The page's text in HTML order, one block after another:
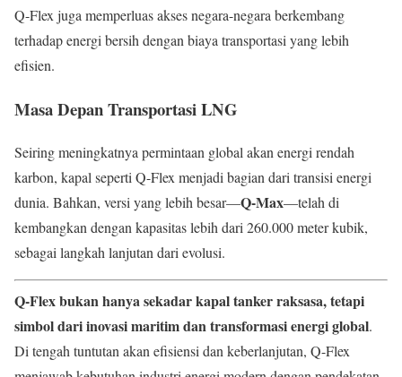
Q-Flex juga memperluas akses negara-negara berkembang
terhadap energi bersih dengan biaya transportasi yang lebih
efisien.
Masa Depan Transportasi LNG
Seiring meningkatnya permintaan global akan energi rendah
karbon, kapal seperti Q-Flex menjadi bagian dari transisi energi
dunia. Bahkan, versi yang lebih besar—Q-Max—telah di
kembangkan dengan kapasitas lebih dari 260.000 meter kubik,
sebagai langkah lanjutan dari evolusi.
Q-Flex bukan hanya sekadar kapal tanker raksasa, tetapi
simbol dari inovasi maritim dan transformasi energi global.
Di tengah tuntutan akan efisiensi dan keberlanjutan, Q-Flex